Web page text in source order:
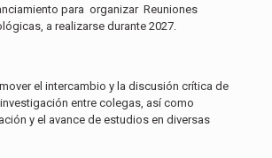
para organizar Reuniones
a realizarse durante 2027.
el intercambio y la discusión crítica de
entre colegas, así como
y el avance de estudios en diversas